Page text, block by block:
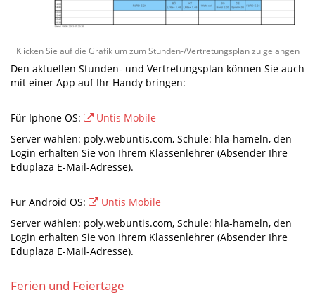
Klicken Sie auf die Grafik um zum Stunden-/Vertretungsplan zu gelangen
Den aktuellen Stunden- und Vertretungsplan können Sie auch
mit einer App auf Ihr Handy bringen:
Für Iphone OS:
Untis Mobile
Server wählen: poly.webuntis.com, Schule: hla-hameln, den
Login erhalten Sie von Ihrem Klassenlehrer (Absender Ihre
Eduplaza E-Mail-Adresse).
Für Android OS:
Untis Mobile
Server wählen: poly.webuntis.com, Schule: hla-hameln, den
Login erhalten Sie von Ihrem Klassenlehrer (Absender Ihre
Eduplaza E-Mail-Adresse).
Ferien und Feiertage